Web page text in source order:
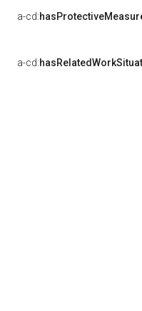
a-cd:
a-cd: